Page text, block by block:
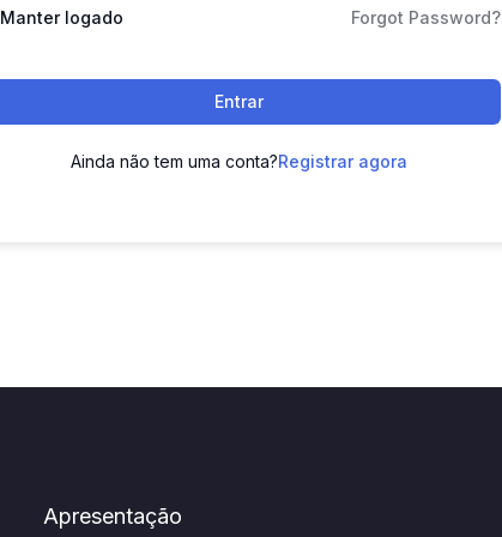
Manter logado Forgot Password?
Entrar
Ainda não tem uma conta?Registrar agora
Apresentação